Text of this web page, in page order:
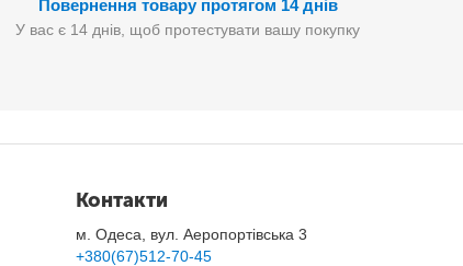
Повернення товару протягом 14 днів
У вас є 14 днів, щоб протестувати вашу покупку
Контакти
м. Одеса, вул. Аеропортівська 3
+380(67)512-70-45